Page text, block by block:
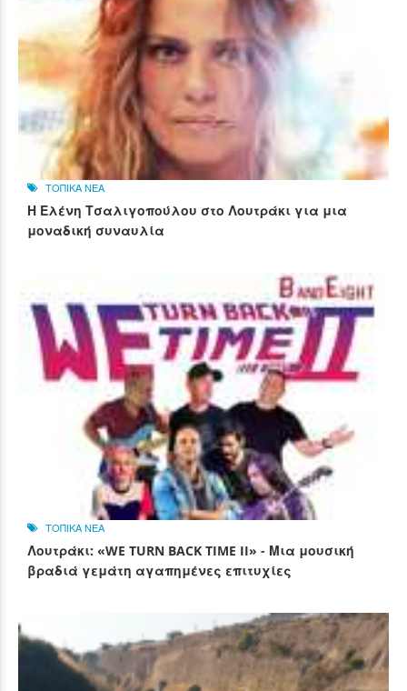
ΤΟΠΙΚΑ ΝΕΑ
Η Ελένη Τσαλιγοπούλου στο Λουτράκι για μια
μοναδική συναυλία
ΤΟΠΙΚΑ ΝΕΑ
Λουτράκι: «WE TURN BACK TIME II» - Μια μουσική
βραδιά γεμάτη αγαπημένες επιτυχίες